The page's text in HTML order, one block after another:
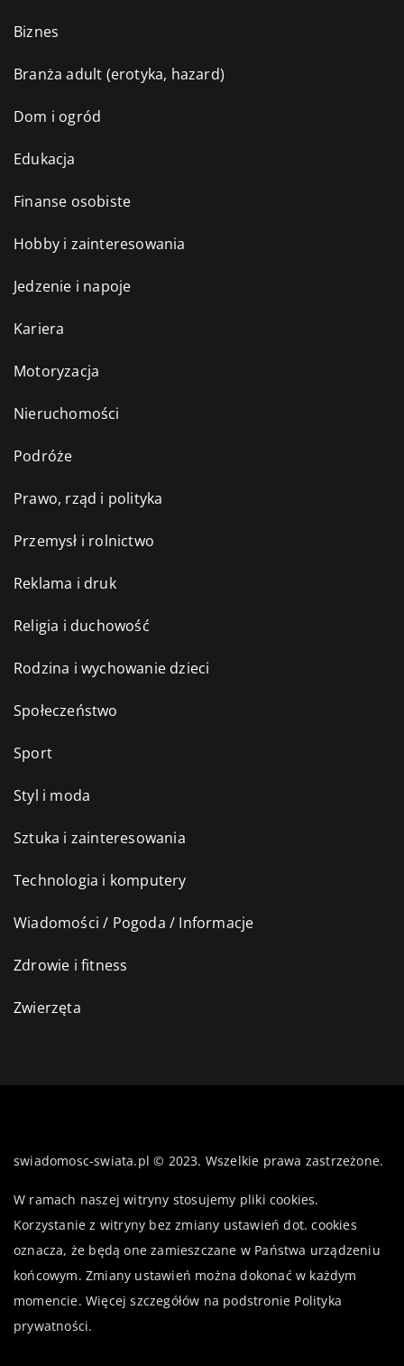
Biznes
Branża adult (erotyka, hazard)
Dom i ogród
Edukacja
Finanse osobiste
Hobby i zainteresowania
Jedzenie i napoje
Kariera
Motoryzacja
Nieruchomości
Podróże
Prawo, rząd i polityka
Przemysł i rolnictwo
Reklama i druk
Religia i duchowość
Rodzina i wychowanie dzieci
Społeczeństwo
Sport
Styl i moda
Sztuka i zainteresowania
Technologia i komputery
Wiadomości / Pogoda / Informacje
Zdrowie i fitness
Zwierzęta
swiadomosc-swiata.pl © 2023. Wszelkie prawa zastrzeżone.
W ramach naszej witryny stosujemy pliki cookies.
Korzystanie z witryny bez zmiany ustawień dot. cookies
oznacza, że będą one zamieszczane w Państwa urządzeniu
końcowym. Zmiany ustawień można dokonać w każdym
momencie. Więcej szczegółów na podstronie Polityka
prywatności.